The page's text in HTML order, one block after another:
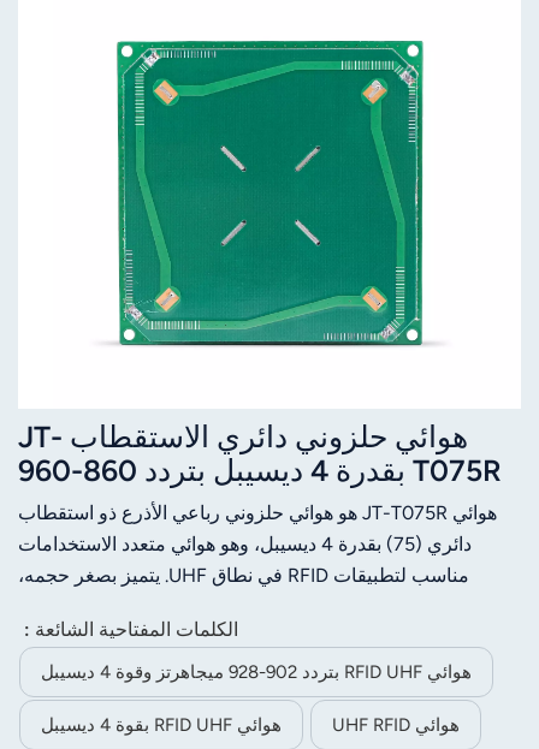
هوائي حلزوني دائري الاستقطاب JT-
T075R بقدرة 4 ديسيبل بتردد 860-960
ميجاهرتز بتقنية RFID UHF
هوائي JT-T075R هو هوائي حلزوني رباعي الأذرع ذو استقطاب
دائري (75) بقدرة 4 ديسيبل، وهو هوائي متعدد الاستخدامات
مناسب لتطبيقات RFID في نطاق UHF. يتميز بصغر حجمه،
ونسبة محوره المنخفضة. يمكن استخدامه بسهولة في أجهزة
طرفية مثل أجهزة RFID المحمولة في نطاق UHF.
الكلمات المفتاحية الشائعة :
هوائي RFID UHF بتردد 902-928 ميجاهرتز وقوة 4 ديسيبل
هوائي UHF RFID هوائي RFID UHF بقوة 4 ديسيبل